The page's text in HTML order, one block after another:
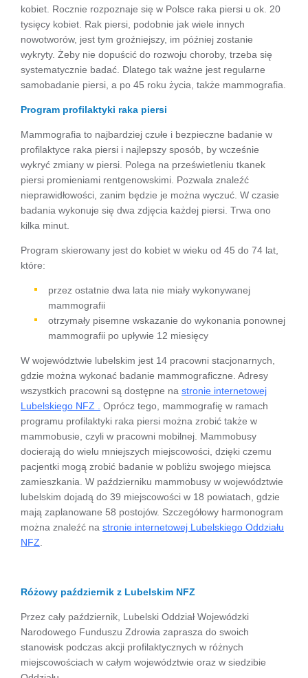
kobiet. Rocznie rozpoznaje się w Polsce raka piersi u ok. 20
tysięcy kobiet. Rak piersi, podobnie jak wiele innych
nowotworów, jest tym groźniejszy, im później zostanie
wykryty. Żeby nie dopuścić do rozwoju choroby, trzeba się
systematycznie badać. Dlatego tak ważne jest regularne
samobadanie piersi, a po 45 roku życia, także mammografia.
Program profilaktyki raka piersi
Mammografia to najbardziej czułe i bezpieczne badanie w
profilaktyce raka piersi i najlepszy sposób, by wcześnie
wykryć zmiany w piersi. Polega na prześwietleniu tkanek
piersi promieniami rentgenowskimi. Pozwala znaleźć
nieprawidłowości, zanim będzie je można wyczuć. W czasie
badania wykonuje się dwa zdjęcia każdej piersi. Trwa ono
kilka minut.
Program skierowany jest do kobiet w wieku od 45 do 74 lat,
które:
przez ostatnie dwa lata nie miały wykonywanej
mammografii
otrzymały pisemne wskazanie do wykonania ponownej
mammografii po upływie 12 miesięcy
W województwie lubelskim jest 14 pracowni stacjonarnych,
gdzie można wykonać badanie mammograficzne. Adresy
wszystkich pracowni są dostępne na stronie internetowej
Lubelskiego NFZ .
Oprócz tego, mammografię w ramach
programu profilaktyki raka piersi można zrobić także w
mammobusie, czyli w pracowni mobilnej. Mammobusy
docierają do wielu mniejszych miejscowości, dzięki czemu
pacjentki mogą zrobić badanie w pobliżu swojego miejsca
zamieszkania. W październiku mammobusy w województwie
lubelskim dojadą do 39 miejscowości w 18 powiatach, gdzie
mają zaplanowane 58 postojów. Szczegółowy harmonogram
można znaleźć na stronie internetowej Lubelskiego Oddziału
NFZ
Różowy październik z Lubelskim NFZ
Przez cały październik, Lubelski Oddział Wojewódzki
Narodowego Funduszu Zdrowia zaprasza do swoich
stanowisk podczas akcji profilaktycznych w różnych
miejscowościach w całym województwie oraz w siedzibie